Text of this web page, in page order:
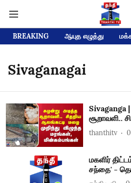
BREAKING ஆயுத எழுத்து
Sivaganagai
Sivaganga
சூறாவளி..
thanthitv
மகளிர்
சந்தை' -